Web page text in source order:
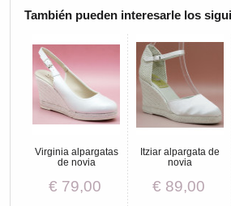
También pueden interesarle los
Virginia alpargatas
de novia
€ 79,00
Itziar alpargata de
novia
€ 89,00